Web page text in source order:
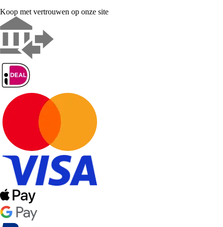
Koop met vertrouwen op onze site